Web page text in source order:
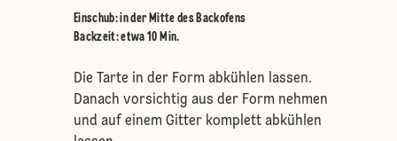
Einschub:in der Mitte des Backofens
Backzeit: etwa 10 Min.
Die Tarte in der Form abkühlen lassen.
Danach vorsichtig aus der Form nehmen
und auf einem Gitter komplett abkühlen